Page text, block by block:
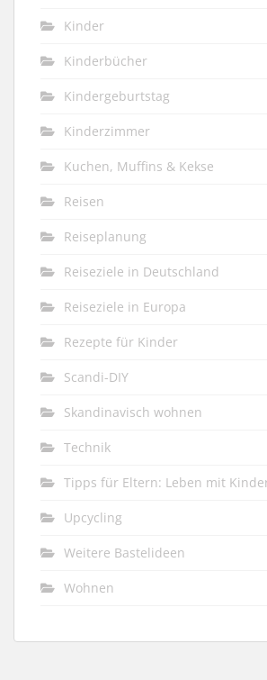
Kinder
Kinderbücher
Kindergeburtstag
Kinderzimmer
Kuchen, Muffins & Kekse
Reisen
Reiseplanung
Reiseziele in Deutschland
Reiseziele in Europa
Rezepte für Kinder
Scandi-DIY
Skandinavisch wohnen
Technik
Tipps für Eltern: Leben mit
Upcycling
Weitere Bastelideen
Wohnen